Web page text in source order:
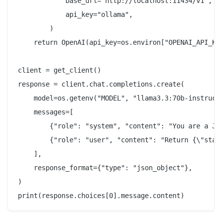
            api_key="ollama",
        )
return
client = get_client()
response = client.chat.completions.create(
model=os.getenv("MODEL", "llama3.3:70b-
    messages=[
{"role": "system", "content": "You are a
{"role": "user", "content": "Return
    ],
    response_format={"type": "json_object"},
)